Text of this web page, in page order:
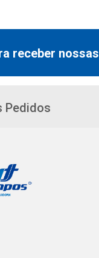
receber
Pedidos